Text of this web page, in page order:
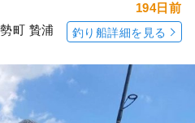
町 贄浦
194日前
釣り船詳細を見る